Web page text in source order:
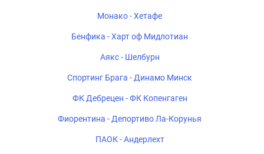
Монако - Хетафе
Бенфика - Харт оф Мидлотиан
Аякс - Шелбурн
Спортинг Брага - Динамо Минск
ФК Дебрецен - ФК Копенгаген
Фиорентина - Депортиво Ла-Корунья
ПАОК - Андерлехт